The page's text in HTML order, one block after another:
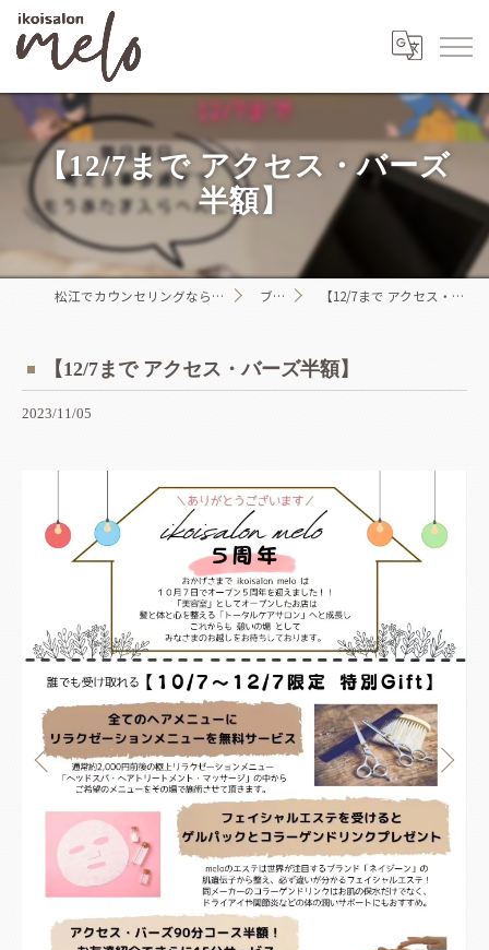
【12/7まで アクセス・バーズ
半額】
松江でカウンセリングならikoisalon melo ブログ 【12/7まで アクセス・バーズ半額】
【12/7まで アクセス・バーズ半額】
2023/11/05